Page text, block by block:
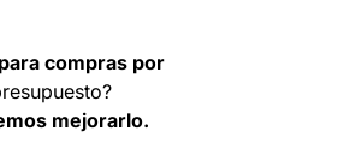
compras por
mejorarlo.